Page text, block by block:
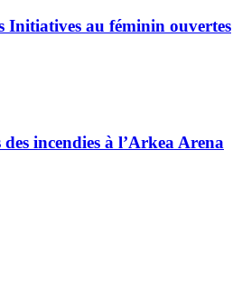
Initiatives au féminin ouvertes
incendies à l’Arkea Arena